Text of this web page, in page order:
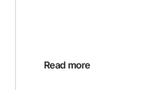
Read more